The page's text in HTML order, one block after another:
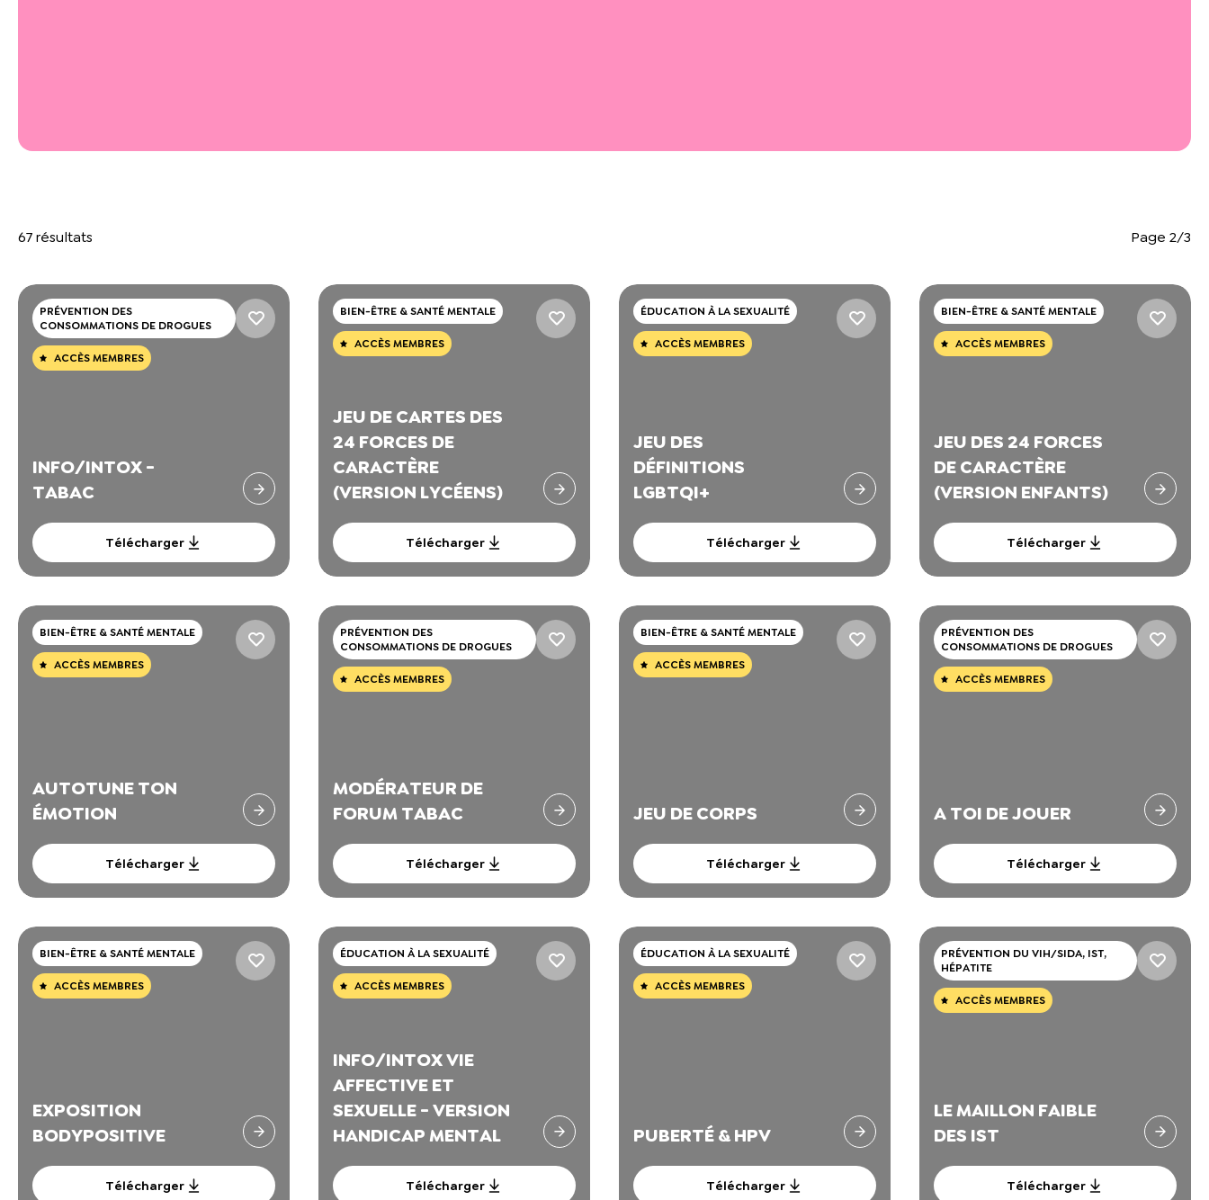
67 résultats Page 2/3
PRÉVENTION DES
CONSOMMATIONS DE DROGUES
ACCÈS MEMBRES
INFO/INTOX -
TABAC
Télécharger
BIEN-ÊTRE & SANTÉ MENTALE
ACCÈS MEMBRES
JEU DE CARTES DES
24 FORCES DE
CARACTÈRE
(VERSION LYCÉENS)
Télécharger
ÉDUCATION À LA SEXUALITÉ
ACCÈS MEMBRES
JEU DES
DÉFINITIONS
LGBTQI+
Télécharger
BIEN-ÊTRE & SANTÉ MENTALE
ACCÈS MEMBRES
JEU DES 24 FORCES
DE CARACTÈRE
(VERSION ENFANTS)
Télécharger
BIEN-ÊTRE & SANTÉ MENTALE
ACCÈS MEMBRES
AUTOTUNE TON
ÉMOTION
Télécharger
PRÉVENTION DES
CONSOMMATIONS DE DROGUES
ACCÈS MEMBRES
MODÉRATEUR DE
FORUM TABAC
Télécharger
BIEN-ÊTRE & SANTÉ MENTALE
ACCÈS MEMBRES
JEU DE CORPS
Télécharger
PRÉVENTION DES
CONSOMMATIONS DE DROGUES
ACCÈS MEMBRES
A TOI DE JOUER
Télécharger
BIEN-ÊTRE & SANTÉ MENTALE
ACCÈS MEMBRES
EXPOSITION
BODYPOSITIVE
Télécharger
ÉDUCATION À LA SEXUALITÉ
ACCÈS MEMBRES
INFO/INTOX VIE
AFFECTIVE ET
SEXUELLE - VERSION
HANDICAP MENTAL
Télécharger
ÉDUCATION À LA SEXUALITÉ
ACCÈS MEMBRES
PUBERTÉ & HPV
Télécharger
PRÉVENTION DU VIH/SIDA, IST,
HÉPATITE
ACCÈS MEMBRES
LE MAILLON FAIBLE
DES IST
Télécharger